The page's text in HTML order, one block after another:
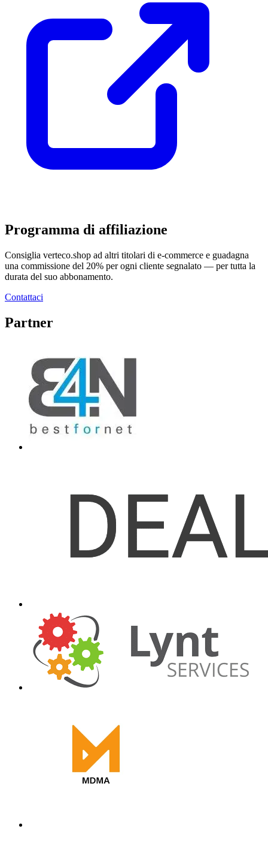
Programma di affiliazione
Consiglia verteco.shop ad altri titolari di e-commerce e guadagna
una commissione del 20% per ogni cliente segnalato — per tutta la
durata del suo abbonamento.
Contattaci
Partner